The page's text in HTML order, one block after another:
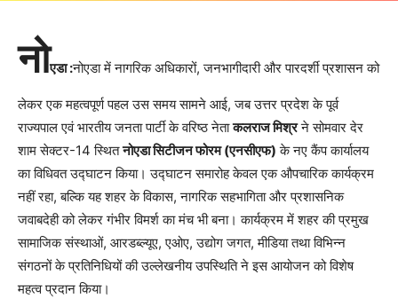
नोएडा :नोएडा में नागरिक अधिकारों, जनभागीदारी और पारदर्शी प्रशासन को
लेकर एक महत्वपूर्ण पहल उस समय सामने आई, जब उत्तर प्रदेश के पूर्व
राज्यपाल एवं भारतीय जनता पार्टी के वरिष्ठ नेताकलराज मिश्रने सोमवार देर
शाम सेक्टर-14 स्थितनोएडा सिटीजन फोरम (एनसीएफ) के नए कैंप कार्यालय
का विधिवत उद्घाटन किया। उद्घाटन समारोह केवल एक औपचारिक कार्यक्रम
नहीं रहा, बल्कि यह शहर के विकास, नागरिक सहभागिता और प्रशासनिक
जवाबदेही को लेकर गंभीर विमर्श का मंच भी बना। कार्यक्रम में शहर की प्रमुख
सामाजिक संस्थाओं, आरडब्ल्यूए, एओए, उद्योग जगत, मीडिया तथा विभिन्न
संगठनों के प्रतिनिधियों की उल्लेखनीय उपस्थिति ने इस आयोजन को विशेष
महत्व प्रदान किया।